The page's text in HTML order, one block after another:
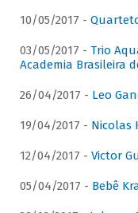
10/05/2017 -
03/05/2017 - Trio
Academia Brasileira
26/04/2017 - Leo
19/04/2017 - Nicolas
12/04/2017 - Victor
05/04/2017 - Bebê